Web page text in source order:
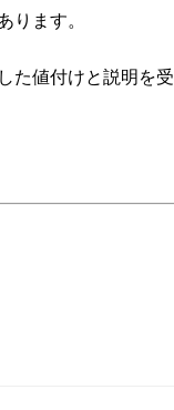
ります。
た値付けと説明を受